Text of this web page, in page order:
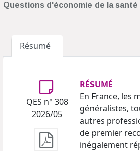
Questions d'économie de la santé
Résumé
QES n° 308
2026/05
RÉSUMÉ
En France, les
généralistes,
autres
de premier
inégalement